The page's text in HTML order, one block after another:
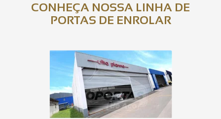
CONHEÇA NOSSA LINHA DE
PORTAS DE ENROLAR